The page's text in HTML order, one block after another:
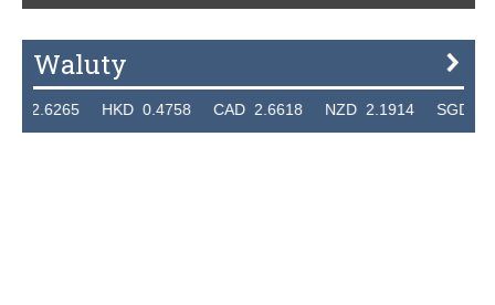
Waluty
HKD 0.4758 CAD 2.6618 NZD 2.1914 SGD